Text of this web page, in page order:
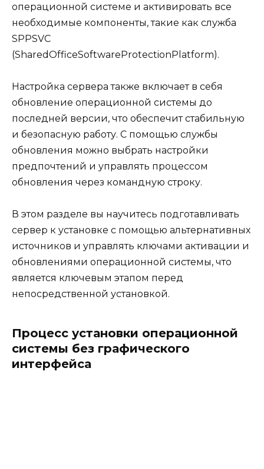
операционной системе и активировать все
необходимые компоненты, такие как служба
SPPSVC
(SharedOfficeSoftwareProtectionPlatform).
Настройка сервера также включает в себя
обновление операционной системы до
последней версии, что обеспечит стабильную
и безопасную работу. С помощью службы
обновления можно выбрать настройки
предпочтений и управлять процессом
обновления через командную строку.
В этом разделе вы научитесь подготавливать
сервер к установке с помощью альтернативных
источников и управлять ключами активации и
обновлениями операционной системы, что
является ключевым этапом перед
непосредственной установкой.
Процесс установки операционной
системы без графического
интерфейса